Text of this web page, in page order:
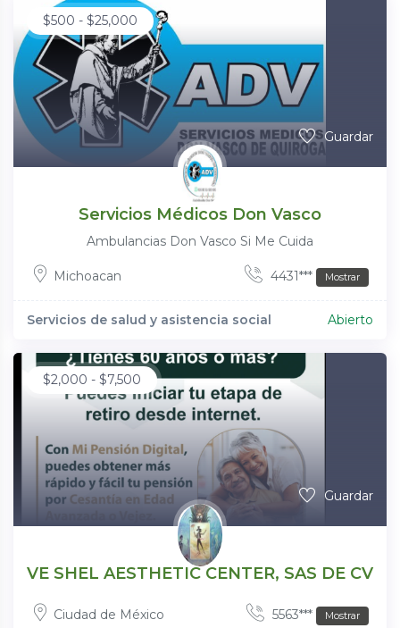
$500 - $25,000
Guardar
Servicios Médicos Don Vasco
Ambulancias Don Vasco Si Me Cuida
Michoacan 4431*** Mostrar
Servicios de salud y asistencia social Abierto
$2,000 - $7,500
Guardar
VE SHEL AESTHETIC CENTER, SAS DE CV
Ciudad de México 5563*** Mostrar